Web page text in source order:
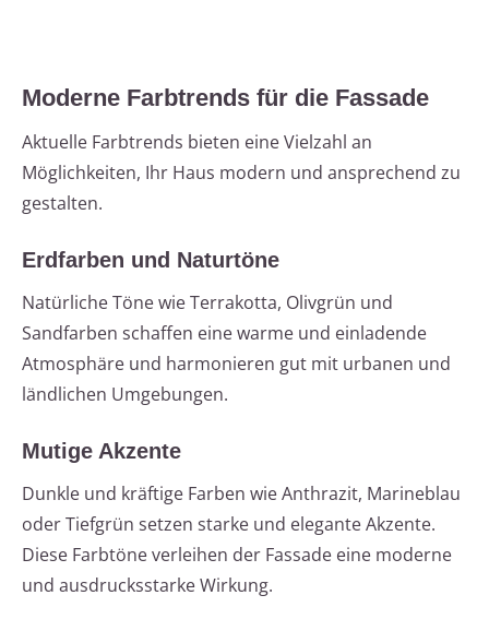
Moderne Farbtrends für die Fassade
Aktuelle Farbtrends bieten eine Vielzahl an
Möglichkeiten, Ihr Haus modern und ansprechend zu
gestalten.
Erdfarben und Naturtöne
Natürliche Töne wie Terrakotta, Olivgrün und
Sandfarben schaffen eine warme und einladende
Atmosphäre und harmonieren gut mit urbanen und
ländlichen Umgebungen.
Mutige Akzente
Dunkle und kräftige Farben wie Anthrazit, Marineblau
oder Tiefgrün setzen starke und elegante Akzente.
Diese Farbtöne verleihen der Fassade eine moderne
und ausdrucksstarke Wirkung.